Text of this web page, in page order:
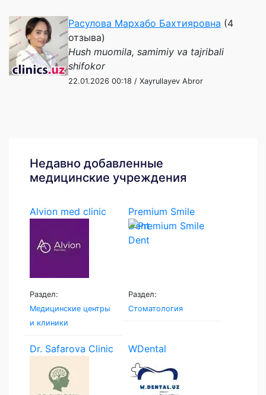
Расулова Мархабо Бахтияровна (4
отзыва)
Hush muomila, samimiy va tajribali
shifokor
22.01.2026 00:18 / Xayrullayev Abror
Недавно добавленные
медицинские учреждения
Alvion med clinic
Раздел:
Медицинские центры
и клиники
Premium Smile
Dent
Раздел:
Стоматология
Dr. Safarova Clinic WDental